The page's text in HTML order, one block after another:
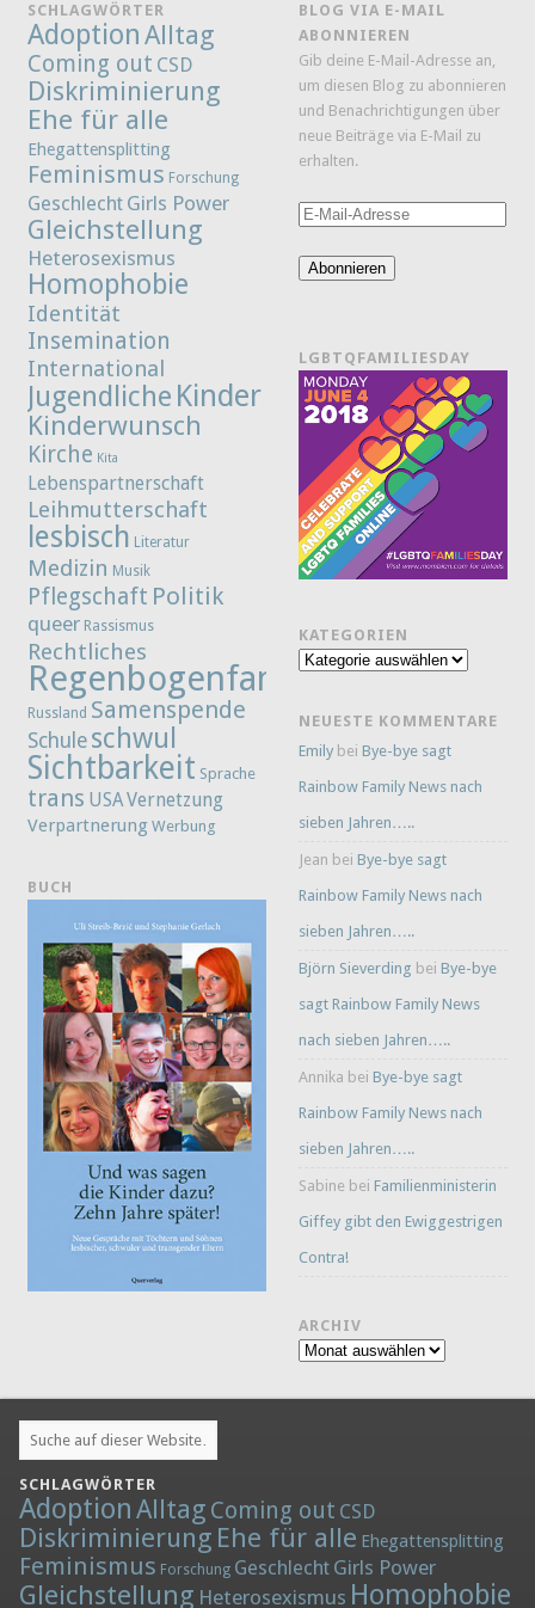
SCHLAGWÖRTER
AdoptionAlltag
Coming out CSD
Diskriminierung
Ehe für alle
Ehegattensplitting
Feminismus Forschung
Geschlecht Girls Power
Gleichstellung
Heterosexismus
Homophobie
Identität
Insemination
International
Jugendliche Kinder
Kinderwunsch
Kirche Kita
Lebenspartnerschaft
Leihmutterschaft
lesbisch Literatur
Medizin Musik
Pflegschaft Politik
queer Rassismus
Rechtliches
Regenbogenfamilie
Russland Samenspende
Schule schwul
Sichtbarkeit Sprache
trans USAVernetzung
Verpartnerung Werbung
BUCH
BLOG VIA E-MAIL
ABONNIEREN
Gib deine E-Mail-Adresse an,
um diesen Blog zu abonnieren
und Benachrichtigungen über
neue Beiträge via E-Mail zu
erhalten.
E-
Adresse
Abonnieren
LGBTQFAMILIESDAY
KATEGORIEN
Kategorien
NEUESTE KOMMENTARE
Emily bei Bye-bye sagt
Rainbow Family News nach
sieben Jahren…..
Jean bei Bye-bye sagt
Rainbow Family News nach
sieben Jahren…..
Björn Sieverding bei Bye-bye
sagt Rainbow Family News
nach sieben Jahren…..
Annika bei Bye-bye sagt
Rainbow Family News nach
sieben Jahren…..
Sabine bei Familienministerin
Giffey gibt den Ewiggestrigen
Contra!
ARCHIV
Archiv
SCHLAGWÖRTER
AdoptionAlltag Coming out CSD
Diskriminierung Ehe für alle Ehegattensplitting
Feminismus Forschung Geschlecht Girls Power
Gleichstellung Heterosexismus Homophobie